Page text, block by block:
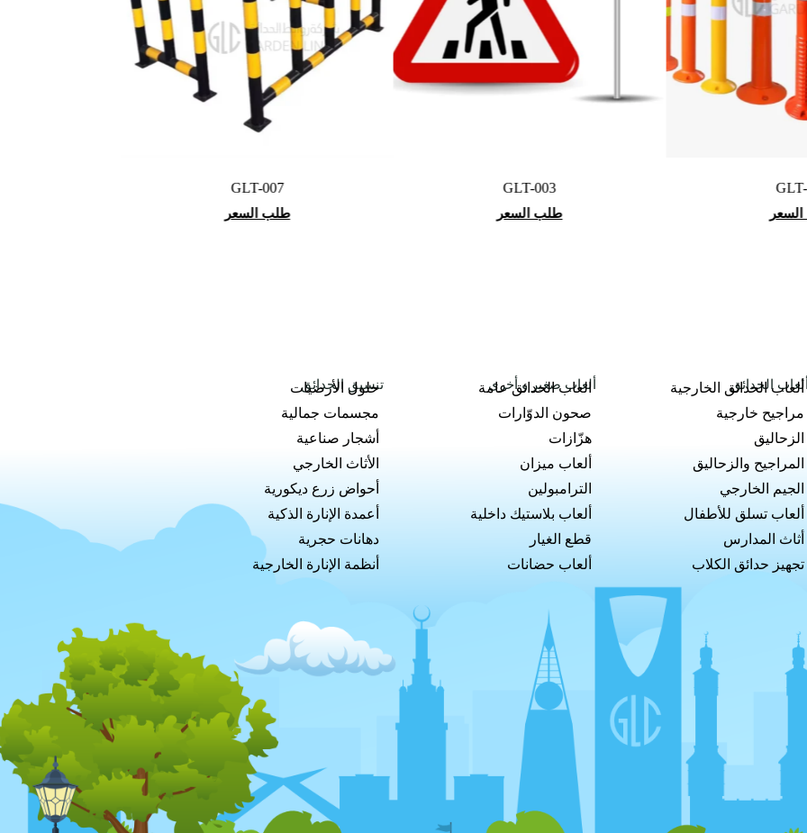
GLT-002
طلب السعر
GLT-003
طلب السعر
GLT-007
طلب السعر
ألعاب الحدائق
ألعاب الحدائق الخارجية
مراجيح خارجية
الزحاليق
المراجيح والزحاليق
الجيم الخارجي
ألعاب تسلق للأطفال
أثاث المدارس
تجهيز حدائق الكلاب
ألعاب صغير و أخرى
العاب الحدائق عامة
صحون الدوّارات
هزّازات
ألعاب ميزان
الترامبولين
ألعاب بلاستيك داخلية
قطع الغيار
ألعاب حضانات
تنسيق الحدائق
حلول الأرضيات
مجسمات جمالية
أشجار صناعية
الأثاث الخارجي
أحواض زرع ديكورية
أعمدة الإنارة الذكية
دهانات حجرية
أنظمة الإنارة الخارجية